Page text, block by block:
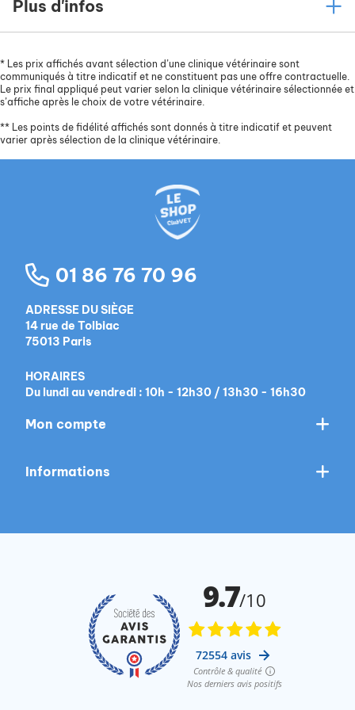
mastication facilitée et une
dentaire.
faecium) et de prébiotiques naturels (pommes et
fibres de féveroles), pourassurer la
satiété
intestinalede votre animal.
De l’argile et de la levure de bière pour sécuriser
Marine Active Benefi
de poissons), source d’acides gras oméga-3,
accompagnés par la vitamine E, essentiels pour
Unebonne vitalitéet unsystème immunitaire
renforcé grâce à l’introduction de vitamines
protégées et à l’intégration d’antioxydants
naturels (polyphénols des fibres de pomme et
Plus d'infos
* Les prix affichés avant sélection d’une clinique vétérinaire sont
communiqués à titre indicatif et ne constituent pas une offre contractuelle.
Le prix final appliqué peut varier selon la clinique vétérinaire sélectionnée et
s’affiche après le choix de votre vétérinaire.
** Les points de fidélité affichés sont donnés à titre indicatif et peuvent
varier après sélection de la clinique vétérinaire.
01 86 76 70 96
ADRESSE DU SIÈGE
14 rue de Tolbiac
75013 Paris
HORAIRES
Du lundi au vendredi : 10h - 12h30 / 13h30 - 16h30
Mon compte
Informations